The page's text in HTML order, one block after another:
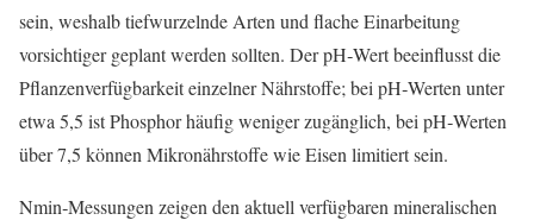
sein, weshalb tiefwurzelnde Arten und flache Einarbeitung
vorsichtiger geplant werden sollten. Der pH‑Wert beeinflusst die
Pflanzenverfügbarkeit einzelner Nährstoffe; bei pH‑Werten unter
etwa 5,5 ist Phosphor häufig weniger zugänglich, bei pH‑Werten
über 7,5 können Mikronährstoffe wie Eisen limitiert sein.
Nmin‑Messungen zeigen den aktuell verfügbaren mineralischen